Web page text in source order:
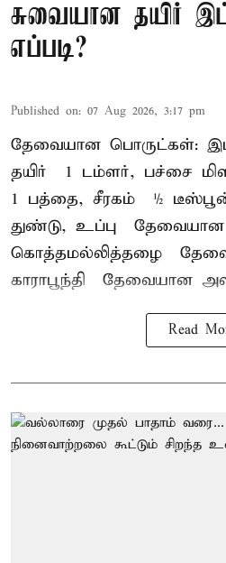
சுவையான தயிர்
எப்படி?
Published on: 07 Aug 2026, 3:17 pm
தேவையான பொருட்கள்:
தயிர் – 1 டம்ளர், பச்சை
1 பத்தை, சீரகம் – ½
துண்டு, உப்பு –
கொத்தமல்லித்தழை –
காராபூந்தி – தேவையான
Read